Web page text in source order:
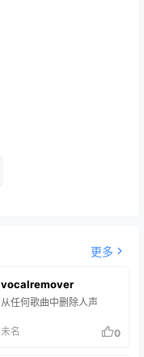
更多
vocalremover
从任何歌曲中删除人声
未名 0